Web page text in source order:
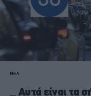
ΝΕΑ
Αυτά είναι τα